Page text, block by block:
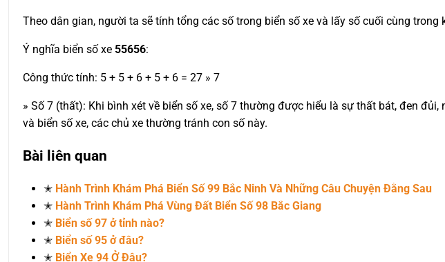
Theo dân gian, người ta sẽ tính tổng các số trong biển số xe và lấy số cuối cùng
Ý nghĩa biển số xe 55656:
Công thức tính: 5 + 5 + 6 + 5 + 6 = 27 » 7
» Số 7 (thất): Khi bình xét về biển số xe, số 7 thường được hiểu là sự thất bát, đen
và biển số xe, các chủ xe thường tránh con số này.
Bài liên quan
✭ Hành Trình Khám Phá Biển Số 99 Bắc Ninh Và Những Câu Chuyện Đằng Sau
✭ Hành Trình Khám Phá Vùng Đất Biển Số 98 Bắc Giang
✭ Biển số 97 ở tỉnh nào?
✭ Biển số 95 ở đâu?
✭ Biển Xe 94 Ở Đâu?